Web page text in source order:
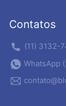
Contatos
(11) 3132-
WhatsApp